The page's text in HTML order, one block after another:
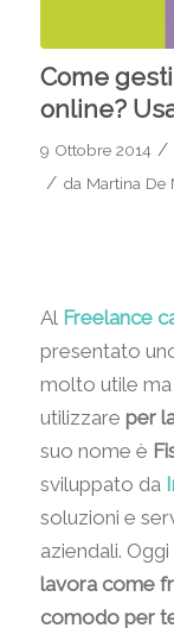
Come
online?
9 Ottobre 2014 /
/ da Martina De
Al Freelance
presentato
molto utile
utilizzare per
suo nome è
sviluppato da
soluzioni e
aziendali.
lavora come
comodo per